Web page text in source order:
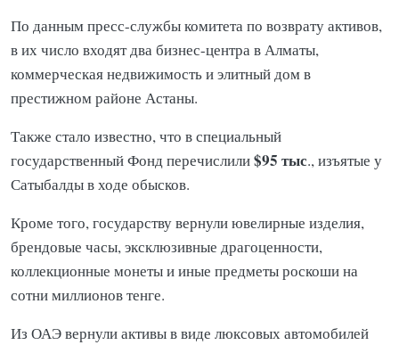
По данным пресс-службы комитета по возврату активов,
в их число входят двабизнес-центра в Алматы,
коммерческая недвижимость и элитный дом в
престижном районе Астаны.
Также стало известно, что в специальный
государственный Фонд перечислили$95 тыс., изъятые у
Сатыбалды в ходе обысков.
Кроме того, государству вернули ювелирные изделия,
брендовые часы, эксклюзивные драгоценности,
коллекционные монеты и иные предметы роскоши на
сотни миллионов тенге.
Из ОАЭ вернули активы в виде люксовых автомобилей